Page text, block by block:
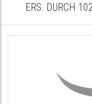
ERS. DURCH